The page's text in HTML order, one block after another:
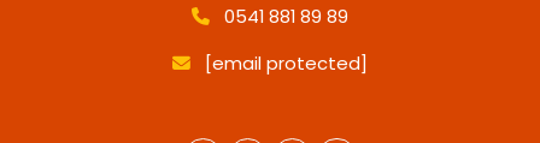
0541 881 89 89
[email protected]